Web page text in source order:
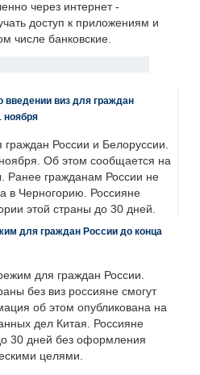
через интернет -
доступ к приложениям и
числе банковские.
введении виз для граждан
ноября
граждан России и Белоруссии.
Об этом сообщается на
Ранее гражданам России не
в Черногорию. Россияне
этой страны до 30 дней.
для граждан России до конца
для граждан России.
без виз россияне смогут
об этом опубликована на
дел Китая. Россияне
30 дней без оформления
целями.